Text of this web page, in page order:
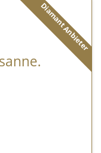
Diamant Anbieter